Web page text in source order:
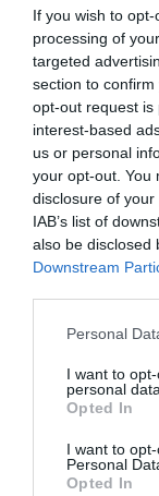
If you wish to
processing of
targeted
section to
opt-out request is
interest-based
us or personal
your opt-out. You
disclosure of
IAB’s list of
also be disclosed
Downstream
Personal
I want to
personal data.
Opted In
I want to
Personal
Opted In
smaki.
owocach
warzywach. Z
jak curry z ryb,
oraz świeże
na każdym
Przykładowe
Warto zwrócić
podawany z
prostą i
spróbować
dodatek.
sosami.
zaoferowania.
rodzinnych
mieszkańców.